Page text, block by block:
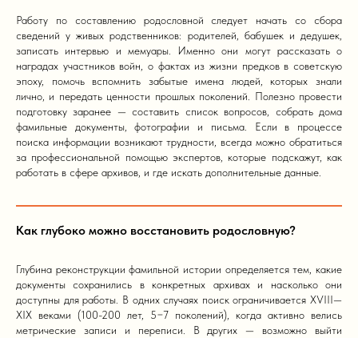
Работу по составлению родословной следует начать со сбора
сведений у живых родственников: родителей, бабушек и дедушек,
записать интервью и мемуары. Именно они могут рассказать о
наградах участников войн, о фактах из жизни предков в советскую
эпоху, помочь вспомнить забытые имена людей, которых знали
лично, и передать ценности прошлых поколений. Полезно провести
подготовку заранее — составить список вопросов, собрать дома
фамильные документы, фотографии и письма. Если в процессе
поиска информации возникают трудности, всегда можно обратиться
за профессиональной помощью экспертов, которые подскажут, как
работать в сфере архивов, и где искать дополнительные данные.
Как глубоко можно восстановить родословную?
Глубина реконструкции фамильной истории определяется тем, какие
документы сохранились в конкретных архивах и насколько они
доступны для работы. В одних случаях поиск ограничивается XVIII—
XIX веками (100-200 лет, 5−7 поколений), когда активно велись
метрические записи и переписи. В других — возможно выйти